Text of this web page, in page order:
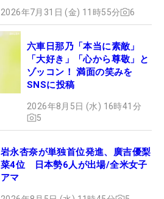
2026年7月31日 (金) 11時55分 6
六車日那乃「本当に素敵」
「大好き」「心から尊敬」と
ゾッコン！ 満面の笑みを
SNSに投稿
2026年8月5日 (水) 16時41分
5
岩永杏奈が単独首位発進、廣吉優梨
菜4位 日本勢6人が出場/全米女子
アマ